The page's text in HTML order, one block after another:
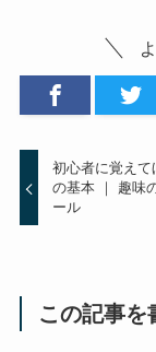
初心者に覚えて
の基本 ｜ 趣味
ール
この記事を